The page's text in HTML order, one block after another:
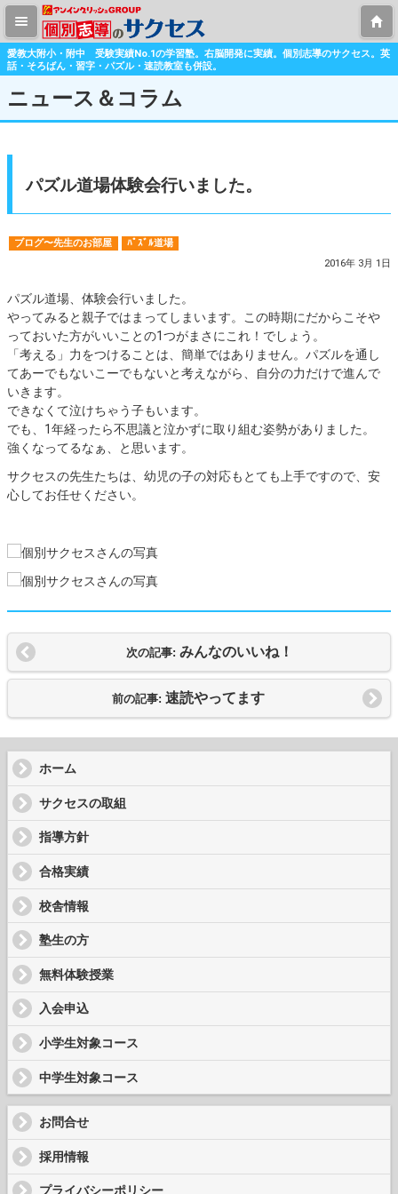
愛教大附小・附中 受験実績No.1の学習塾。右脳開発に実績。個別志導のサクセス。英
話・そろばん・習字・パズル・速読教室も併設。
ニュース＆コラム
パズル道場体験会行いました。
ブログ〜先生のお部屋
ﾊﾟｽﾞﾙ道場
2016年 3月 1日
パズル道場、体験会行いました。
やってみると親子ではまってしまいます。この時期にだからこそや
っておいた方がいいことの1つがまさにこれ！でしょう。
「考える」力をつけることは、簡単ではありません。パズルを通し
てあーでもないこーでもないと考えながら、自分の力だけで進んで
いきます。
できなくて泣けちゃう子もいます。
でも、1年経ったら不思議と泣かずに取り組む姿勢がありました。
強くなってるなぁ、と思います。
サクセスの先生たちは、幼児の子の対応もとても上手ですので、安
心してお任せください。
次の記事: みんなのいいね！
前の記事: 速読やってます
ホーム
サクセスの取組
指導方針
合格実績
校舎情報
塾生の方
無料体験授業
入会申込
小学生対象コース
中学生対象コース
お問合せ
採用情報
プライバシーポリシー